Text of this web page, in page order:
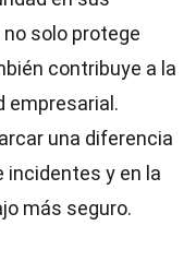
no solo protege
contribuye a la
empresarial.
una diferencia
incidentes y en la
más seguro.